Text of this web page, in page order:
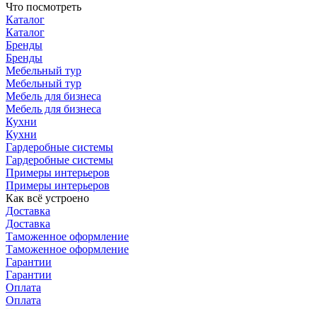
Что посмотреть
Каталог
Каталог
Бренды
Бренды
Мебельный тур
Мебельный тур
Мебель для бизнеса
Мебель для бизнеса
Кухни
Кухни
Гардеробные системы
Гардеробные системы
Примеры интерьеров
Примеры интерьеров
Как всё устроено
Доставка
Доставка
Таможенное оформление
Таможенное оформление
Гарантии
Гарантии
Оплата
Оплата